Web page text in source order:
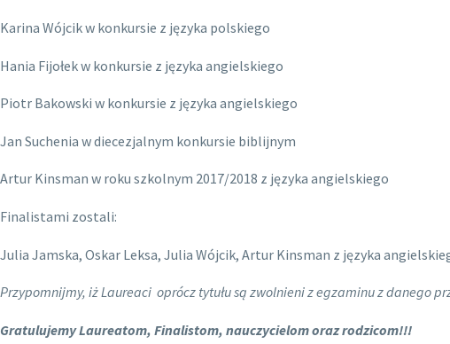
Karina Wójcik w konkursie z języka polskiego
Hania Fijołek w konkursie z języka angielskiego
Piotr Bakowski w konkursie z języka angielskiego
Jan Suchenia w diecezjalnym konkursie biblijnym
Artur Kinsman w roku szkolnym 2017/2018 z języka angielskiego
Finalistami zostali:
Julia Jamska, Oskar Leksa, Julia Wójcik, Artur Kinsman z języka
Przypomnijmy, iż Laureaci oprócz tytułu są zwolnieni z egzaminu z danego
Gratulujemy Laureatom, Finalistom, nauczycielom oraz rodzicom!!!